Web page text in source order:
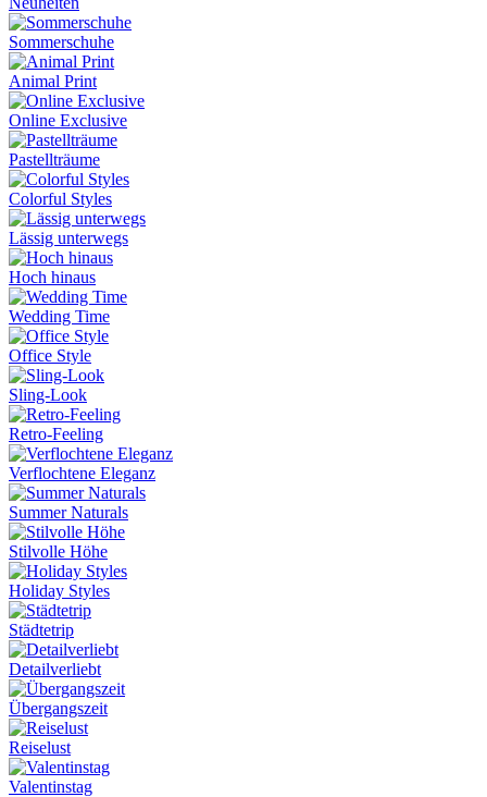
Sommerschuhe
Animal Print
Online Exclusive
Pastellträume
Colorful Styles
Lässig unterwegs
Hoch hinaus
Wedding Time
Office Style
Sling-Look
Retro-Feeling
Verflochtene Eleganz
Summer Naturals
Stilvolle Höhe
Holiday Styles
Städtetrip
Detailverliebt
Übergangszeit
Reiselust
Valentinstag